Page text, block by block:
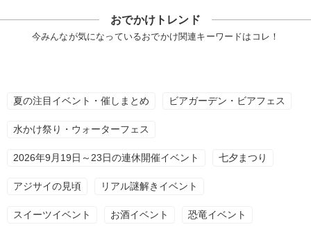
おでかけトレンド
今みんなが気になっているおでかけ関連キーワードはコレ！
夏の注目イベント・催しまとめ ビアガーデン・ビアフェス
水かけ祭り・ウォーターフェス
2026年9月19日～23日の連休開催イベント 七夕まつり
アジサイの見頃 リアル謎解きイベント
スイーツイベント お酒イベント 恐竜イベント